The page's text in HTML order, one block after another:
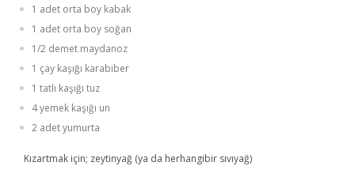
1 adet orta boy kabak
1 adet orta boy soğan
1/2 demet maydanoz
1 çay kaşığı karabiber
1 tatlı kaşığı tuz
4 yemek kaşığı un
2 adet yumurta
Kızartmak için; zeytinyağ (ya da herhangibir sıvıyağ)